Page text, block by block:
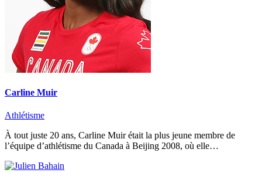
Carline Muir
Athlétisme
À tout juste 20 ans, Carline Muir était la plus jeune membre de
l’équipe d’athlétisme du Canada à Beijing 2008, où elle…